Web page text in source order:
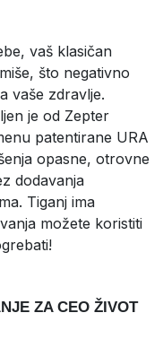
vaš klasičan
što negativno
vaše zdravlje.
je od Zepter
patentirane URA
opasne, otrovne
dodavanja
Tiganj ima
možete koristiti
ZA CEO ŽIVOT